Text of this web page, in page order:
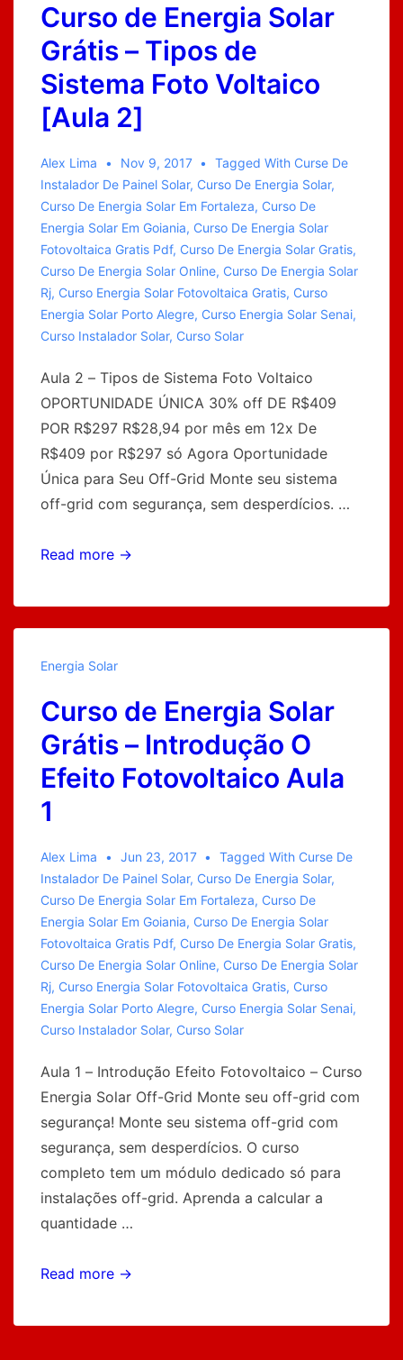
Equipamentos
Acessórios
e
Ferramentas
[Aula
3]
Curso de Energia Solar
Grátis – Tipos de
Sistema Foto Voltaico
[Aula 2]
Alex Lima Nov 9, 2017 Tagged With Curse De
Instalador De Painel Solar, Curso De Energia Solar,
Curso De Energia Solar Em Fortaleza, Curso De
Energia Solar Em Goiania, Curso De Energia Solar
Fotovoltaica Gratis Pdf, Curso De Energia Solar Gratis,
Curso De Energia Solar Online, Curso De Energia Solar
Rj, Curso Energia Solar Fotovoltaica Gratis, Curso
Energia Solar Porto Alegre, Curso Energia Solar Senai,
Curso Instalador Solar, Curso Solar
Aula 2 – Tipos de Sistema Foto Voltaico
OPORTUNIDADE ÚNICA 30% off DE R$409
POR R$297 R$28,94 por mês em 12x De
R$409 por R$297 só Agora Oportunidade
Única para Seu Off-Grid Monte seu sistema
off-grid com segurança, sem desperdícios. …
Curso
Energia
Solar
Tipos
de
Sistema
Foto
Voltaico
2]
Read more →
Energia Solar
Curso de Energia Solar
Grátis – Introdução O
Efeito Fotovoltaico Aula
1
Alex Lima Jun 23, 2017 Tagged With Curse De
Instalador De Painel Solar, Curso De Energia Solar,
Curso De Energia Solar Em Fortaleza, Curso De
Energia Solar Em Goiania, Curso De Energia Solar
Fotovoltaica Gratis Pdf, Curso De Energia Solar Gratis,
Curso De Energia Solar Online, Curso De Energia Solar
Rj, Curso Energia Solar Fotovoltaica Gratis, Curso
Energia Solar Porto Alegre, Curso Energia Solar Senai,
Curso Instalador Solar, Curso Solar
Aula 1 – Introdução Efeito Fotovoltaico – Curso
Energia Solar Off-Grid Monte seu off-grid com
segurança! Monte seu sistema off-grid com
segurança, sem desperdícios. O curso
completo tem um módulo dedicado só para
instalações off-grid. Aprenda a calcular a
quantidade …
Curso
Energia
Read more →